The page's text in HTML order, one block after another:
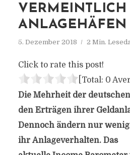
VERMEINTLICH
ANLAGEHÄFEN
5. Dezember 2018 2 Min.
Click to rate this post!
[Total: 0
Die Mehrheit der
den Erträgen ihrer
Dennoch ändern nur
ihr Anlageverhalten. Das